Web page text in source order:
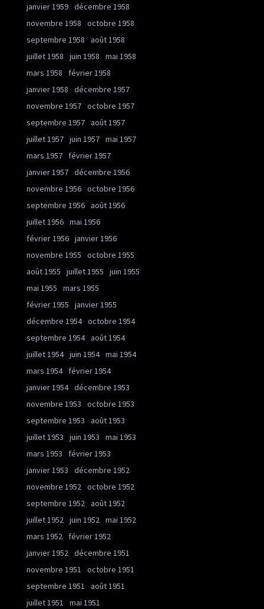
janvier 1959 décembre 1958
novembre 1958
octobre 1958
septembre 1958
août 1958
juillet 1958
juin 1958
mai 1958
mars 1958
février 1958
janvier 1958
décembre 1957
novembre 1957 octobre 1957
septembre 1957 août 1957
juillet 1957 juin 1957 mai 1957
mars 1957
février 1957
janvier 1957 décembre 1956
novembre 1956 octobre 1956
septembre 1956 août 1956
juillet 1956 mai 1956
février 1956 janvier 1956
novembre 1955
octobre 1955
août 1955
juillet 1955
juin 1955
mai 1955
mars 1955
février 1955
janvier 1955
décembre 1954 octobre 1954
septembre 1954 août 1954
juillet 1954 juin 1954 mai 1954
mars 1954
février 1954
janvier 1954 décembre 1953
novembre 1953
octobre 1953
septembre 1953
août 1953
juillet 1953
juin 1953
mai 1953
mars 1953
février 1953
janvier 1953
décembre 1952
novembre 1952 octobre 1952
septembre 1952 août 1952
juillet 1952 juin 1952 mai 1952
mars 1952
février 1952
janvier 1952 décembre 1951
novembre 1951
octobre 1951
septembre 1951
août 1951
juillet 1951
mai 1951